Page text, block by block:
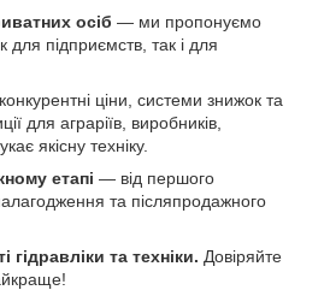
осіб — ми пропонуємо
для підприємств, так і для
ціни, системи знижок та
для аграріїв, виробників,
якісну техніку.
етапі — від першого
та післяпродажного
та техніки. Довіряйте